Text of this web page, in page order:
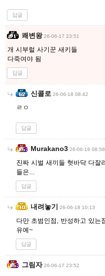
답글
쾌변왕 26-06-17 23:51
개 시부럴 사기꾼 새키들
다죽여야 됨
답글
신콜로 26-06-18 08:42
ㄹㅇ
답글
Murakano3 26-06-18 08:58
진짜 시벌 새끼들 혓바닥 다잘
들은...
답글
내려놓기 26-06-18 10:13
다만 초범인점, 반성하고 있는
유예~
답글
그림자 26-06-17 23:52